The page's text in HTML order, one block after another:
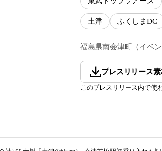
土津 ふくしまDC
福島県南会津町 （イベ
プレスリリース素
このプレスリリース内で使